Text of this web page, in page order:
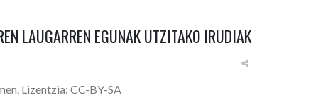
LAUGARREN EGUNAK UTZITAKO IRUDIAK
Lizentzia: CC-BY-SA